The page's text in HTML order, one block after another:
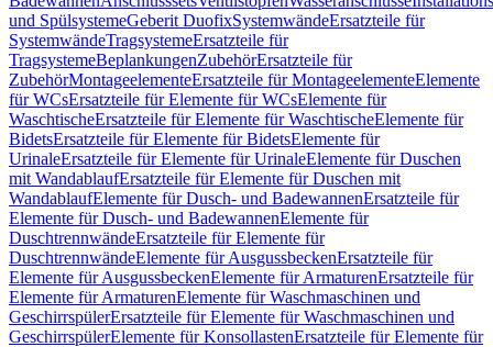
und SpülsystemeGeberit DuofixSystemwändeErsatzteile für
SystemwändeTragsystemeErsatzteile für
TragsystemeBeplankungenZubehörErsatzteile für
ZubehörMontageelementeErsatzteile für MontageelementeElemente
für WCsErsatzteile für Elemente für WCsElemente für
WaschtischeErsatzteile für Elemente für WaschtischeElemente für
BidetsErsatzteile für Elemente für BidetsElemente für
UrinaleErsatzteile für Elemente für UrinaleElemente für Duschen
mit WandablaufErsatzteile für Elemente für Duschen mit
WandablaufElemente für Dusch- und BadewannenErsatzteile für
Elemente für Dusch- und BadewannenElemente für
DuschtrennwändeErsatzteile für Elemente für
DuschtrennwändeElemente für AusgussbeckenErsatzteile für
Elemente für AusgussbeckenElemente für ArmaturenErsatzteile für
Elemente für ArmaturenElemente für Waschmaschinen und
GeschirrspülerErsatzteile für Elemente für Waschmaschinen und
GeschirrspülerElemente für KonsollastenErsatzteile für Elemente für